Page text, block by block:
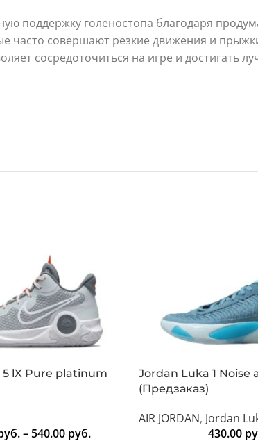
поддержку голеностопа благодаря
часто совершают резкие движения и
сосредоточиться на игре и достигать
5 lX Pure platinum
–540.00 руб.
Jordan Luka 1 Noise
(Предзаказ)
AIR JORDAN, Jordan
430.00